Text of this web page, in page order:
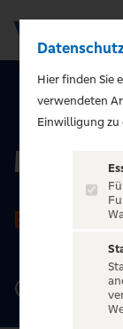
ZURÜCK
BREMEN
Hankenstr.
Hier finden Sie
verwendeten
Einwilligung zu